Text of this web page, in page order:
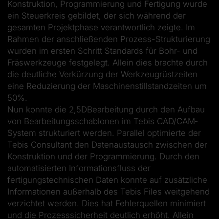
Konstruktion, Programmierung und Fertigung wurde
ein Steuerkreis gebildet, der sich während der
gesamten Projektphase verantwortlich zeigte. Im
Rahmen der anschließenden Prozess-­Strukturierung
wurden im ersten Schritt Standards für Bohr-­ und
Fräswerkzeuge festgelegt. Allein dies brachte durch
die deutliche Verkürzung der Werkzeugrüstzeiten
eine Reduzierung der Maschinenstillstandzeiten um
50%.
Nun konnte die 2,5D­Bearbeitung durch den Aufbau
von Bearbeitungsschablonen im Tebis CAD/CAM­
System strukturiert werden. Parallel optimierte der
Tebis Consultant den Datenaustausch zwischen der
Konstruktion und der Programmierung. Durch den
automatisierten Informationsfluss der
fertigungstechnischen Daten konnte auf zusätzliche
Informationen außerhalb des Tebis Files weitgehend
verzichtet werden. Dies hat Fehlerquellen minimiert
und die Prozesssicherheit deutlich erhöht. Allein